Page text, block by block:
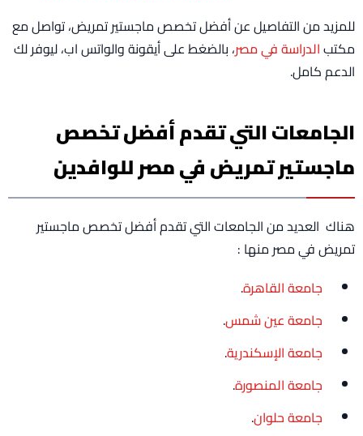
للمزيد من التفاصيل عن أفضل تخصص ماجستير تمريض، تواصل مع
مكتبالدراسة في مصر، بالضغط على أيقونة والواتس اب، ليوفر لك
الدعم كامل.
الجامعات التي تقدم أفضل تخصص
ماجستير تمريض في مصر للوافدين
هناك العديد من الجامعات التي تقدم أفضل تخصص ماجستير
تمريض في مصر منها :
جامعة القاهرة.
جامعة عين شمس.
جامعة الإسكندرية.
جامعة المنصورة.
جامعة حلوان.